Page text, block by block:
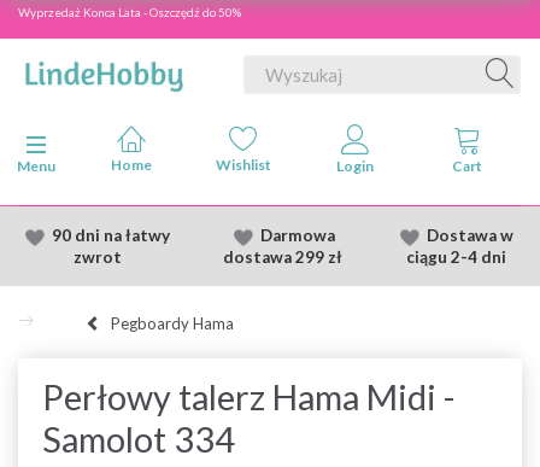
Wyprzedaż Konca Lata - Oszczędź do 50%
Przełącz nawigację
Menu
90 dni na łatwy
zwrot
Darmowa
dostawa299 zł
Dostawaw
ciągu 2-4 dni
Pegboardy Hama
Perłowy talerz Hama Midi -
Samolot 334